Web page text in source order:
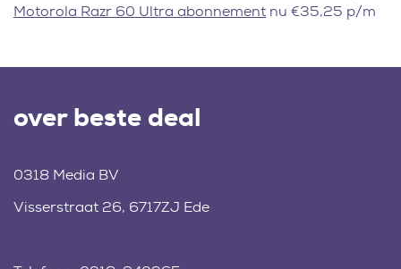
Motorola Razr 60 Ultra abonnement nu €35,25 p/m
over beste deal
0318 Media BV
Visserstraat 26, 6717ZJ Ede